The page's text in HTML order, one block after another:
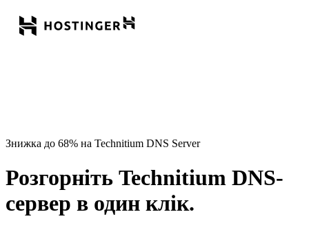
Знижка до 68% на Technitium DNS Server
Розгорніть Technitium DNS-
сервер в один клік.